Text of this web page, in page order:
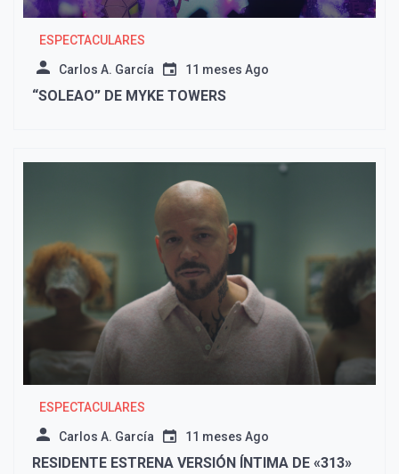
ESPECTACULARES
Carlos A. García 11 meses Ago
“SOLEAO” DE MYKE TOWERS
ESPECTACULARES
Carlos A. García 11 meses Ago
RESIDENTE ESTRENA VERSIÓN ÍNTIMA DE «313»